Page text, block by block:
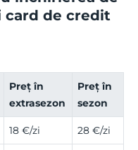
card de credit
Preț în
extrasezon
Preț în
sezon
18 €/zi 28 €/zi